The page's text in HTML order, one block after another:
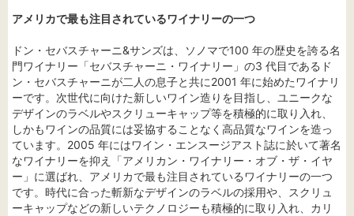
アメリカで最も注目されているワイナリーの一つ
ドン・セバスチャーニ&サンズは、ソノマで100 年の歴史を誇る名
門ワイナリー「セバスチャーニ・ワイナリー」の3 代目であるド
ン・セバスチャーニが二人の息子と共に2001 年に始めたワイナリ
ーです。次世代に向けた新しいワイン造りを目指し、ユニークな
デザインのラベルやスクリューキャップ等を積極的に取り入れ、
しかもワインの品質には妥協することなく高品質なワインを造っ
ています。2005 年にはワイン・エンスージアスト誌に於いて著名
なワイナリーを抑え「アメリカン・ワイナリー・オブ・ザ・イヤ
ー」に選ばれ、アメリカで最も注目されているワイナリーの一つ
です。時代に合った斬新なデザインのラベルの採用や、スクリュ
ーキャップなどの新しいテクノロジーも積極的に取り入れ、カリ